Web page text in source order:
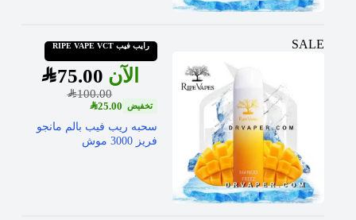
SALE رايب فيب RIPE VAPE VCT
SAR100.00
SAR75.00
SAR25.00
سحبه ريب فيب بالم مانجو
فريز 3000 موش